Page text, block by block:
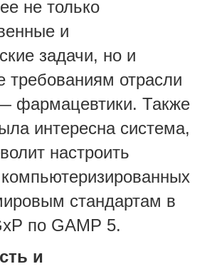
не только
и
задачи, но и
требованиям отрасли
фармацевтики. Также
интересна система,
настроить
стандартам в
по GАМР 5.
и